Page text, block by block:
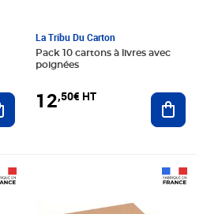
Ajouter au panier
La Tribu Du Carton
Pack 10 cartons à livres avec
poignées
12,50€ HT